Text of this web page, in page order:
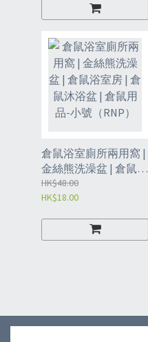
【80ml】（RNR）
倉鼠浴室廁所兩用窩 |
金絲熊洗澡盆 | 倉鼠浴
室房 | 倉鼠沐浴盆 | 倉
鼠用品-小號（RNP）
HK$48.00
HK$18.00